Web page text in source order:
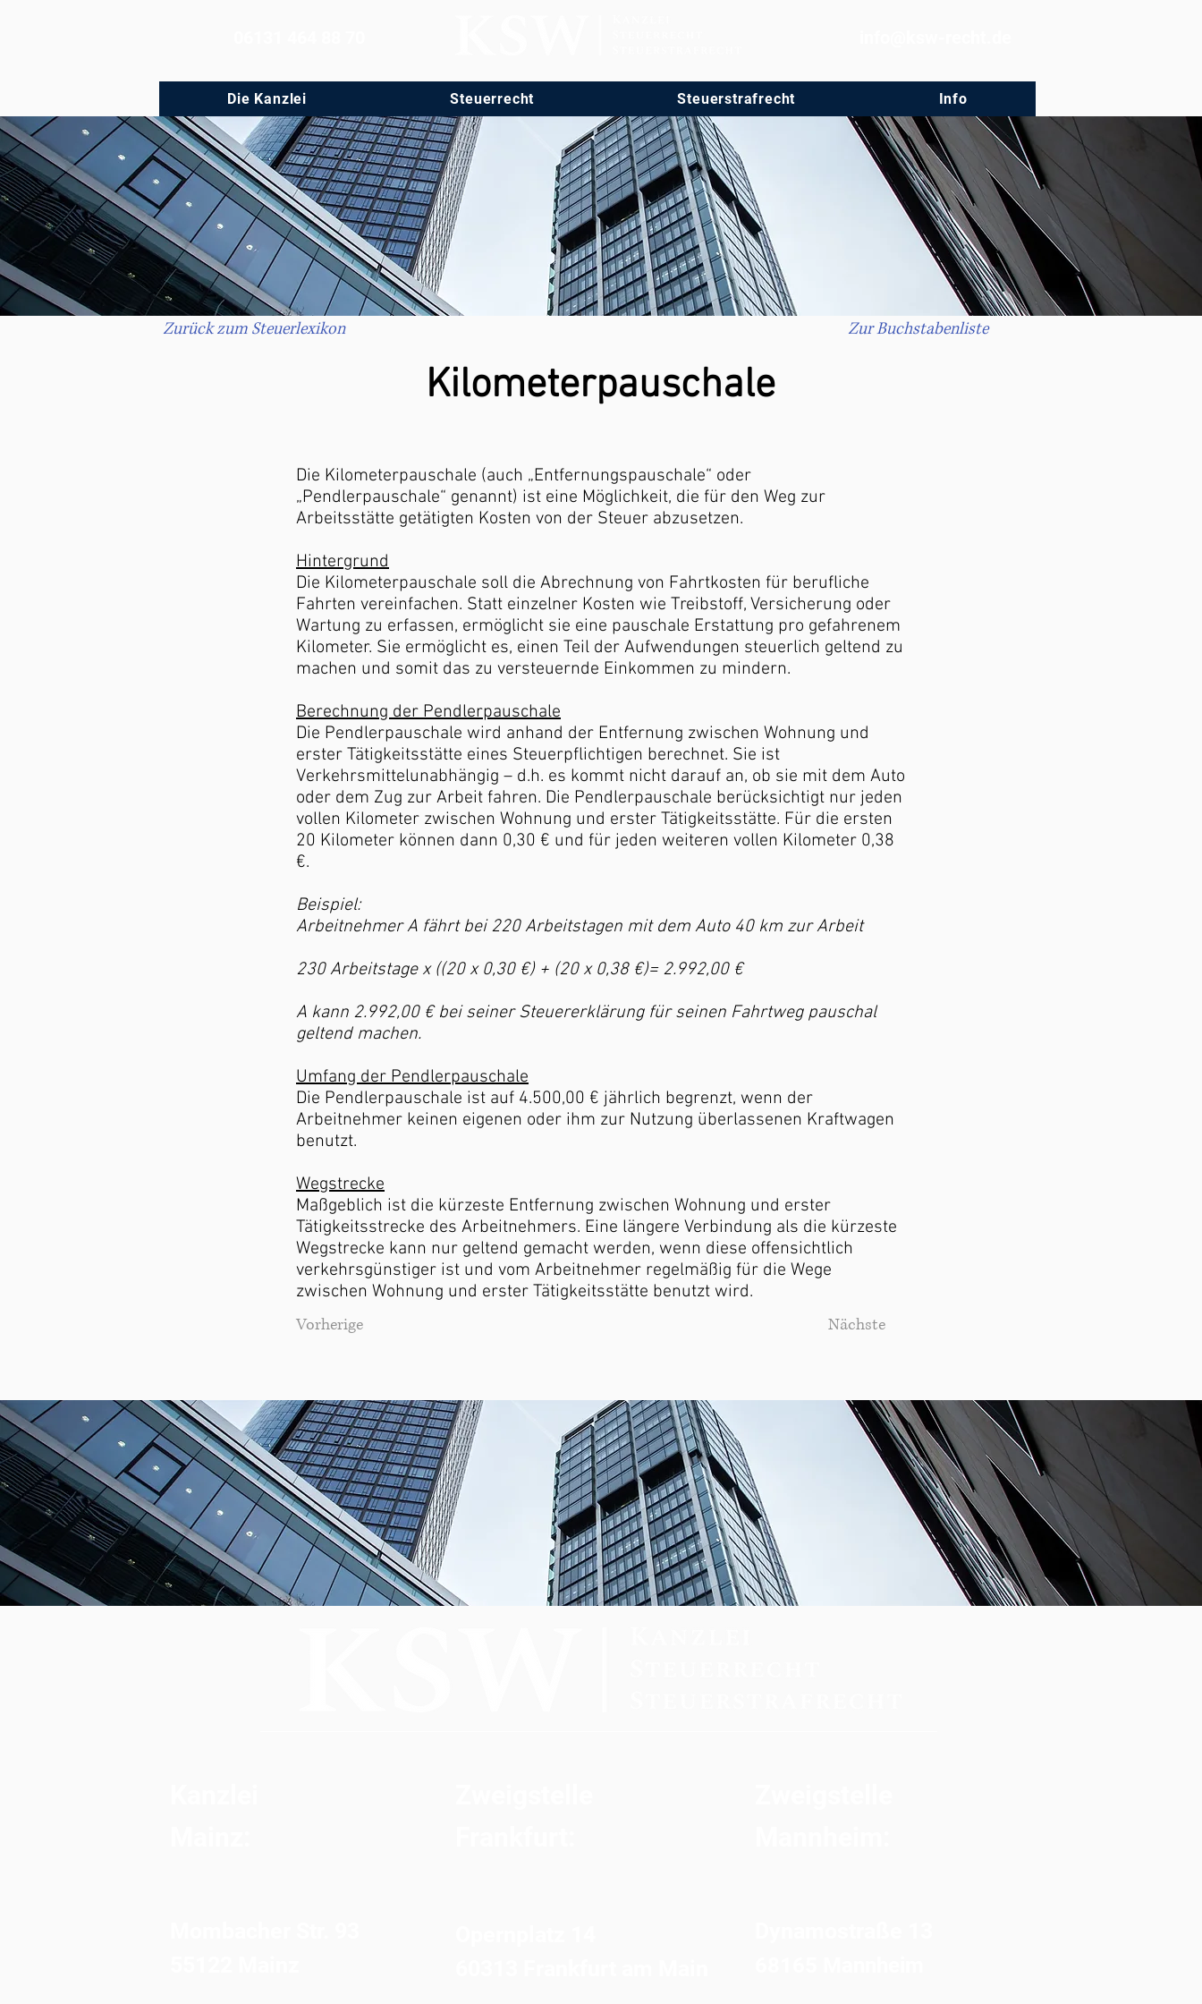
Die Kanzlei Steuerrecht Steuerstrafrecht Info
Zurück zum Steuerlexikon Zur Buchstabenliste
Kilometerpauschale
Die Kilometerpauschale (auch „Entfernungspauschale“ oder
„Pendlerpauschale“ genannt) ist eine Möglichkeit, die für den Weg zur
Arbeitsstätte getätigten Kosten von der Steuer abzusetzen.
Hintergrund
Die Kilometerpauschale soll die Abrechnung von Fahrtkosten für berufliche
Fahrten vereinfachen. Statt einzelner Kosten wie Treibstoff, Versicherung oder
Wartung zu erfassen, ermöglicht sie eine pauschale Erstattung pro gefahrenem
Kilometer. Sie ermöglicht es, einen Teil der Aufwendungen steuerlich geltend zu
machen und somit das zu versteuernde Einkommen zu mindern.
Berechnung der Pendlerpauschale
Die Pendlerpauschale wird anhand der Entfernung zwischen Wohnung und
erster Tätigkeitsstätte eines Steuerpflichtigen berechnet. Sie ist
Verkehrsmittelunabhängig – d.h. es kommt nicht darauf an, ob sie mit dem Auto
oder dem Zug zur Arbeit fahren. Die Pendlerpauschale berücksichtigt nur jeden
vollen Kilometer zwischen Wohnung und erster Tätigkeitsstätte. Für die ersten
20 Kilometer können dann 0,30 € und für jeden weiteren vollen Kilometer 0,38
€.
Beispiel:
Arbeitnehmer A fährt bei 220 Arbeitstagen mit dem Auto 40 km zur Arbeit
230 Arbeitstage x ((20 x 0,30 €) + (20 x 0,38 €)= 2.992,00 €
A kann 2.992,00 € bei seiner Steuererklärung für seinen Fahrtweg pauschal
geltend machen.
Umfang der Pendlerpauschale
Die Pendlerpauschale ist auf 4.500,00 € jährlich begrenzt, wenn der
Arbeitnehmer keinen eigenen oder ihm zur Nutzung überlassenen Kraftwagen
benutzt.
Wegstrecke
Maßgeblich ist die kürzeste Entfernung zwischen Wohnung und erster
Tätigkeitsstrecke des Arbeitnehmers. Eine längere Verbindung als die kürzeste
Wegstrecke kann nur geltend gemacht werden, wenn diese offensichtlich
verkehrsgünstiger ist und vom Arbeitnehmer regelmäßig für die Wege
zwischen Wohnung und erster Tätigkeitsstätte benutzt wird.
Vorherige
Nächste